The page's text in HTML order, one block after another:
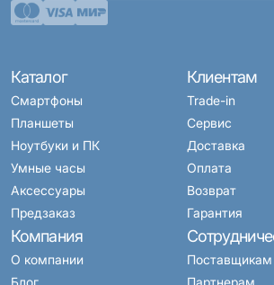
Каталог
Смартфоны
Планшеты
Ноутбуки и ПК
Умные часы
Аксессуары
Предзаказ
Клиентам
Trade-in
Сервис
Доставка
Оплата
Возврат
Гарантия
Компания
О компании
Блог
Поставщикам
Партнерам